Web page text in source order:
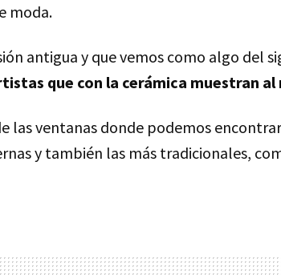
moda.
antigua y que vemos como algo del
que con la cerámica muestran
las ventanas donde podemos
y también las más tradicionales,